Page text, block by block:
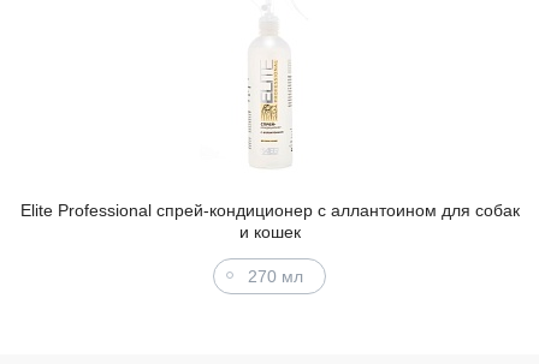
Elite Professional спрей-кондиционер с аллантоином для собак
и кошек
270 мл